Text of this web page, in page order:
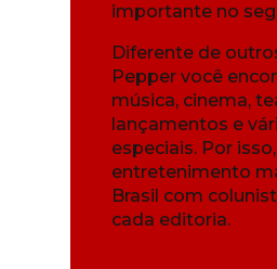
importante no
Diferente de
Pepper você
música, cinema,
lançamentos e
especiais. Por
entretenimento
Brasil com
cada editoria.